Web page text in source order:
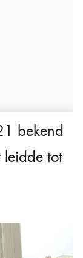
bekend
tot